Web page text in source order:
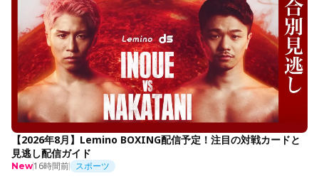
【2026年8月】Lemino BOXING配信予定！注目の対戦カードと
見逃し配信ガイド
New16時間前 スポーツ